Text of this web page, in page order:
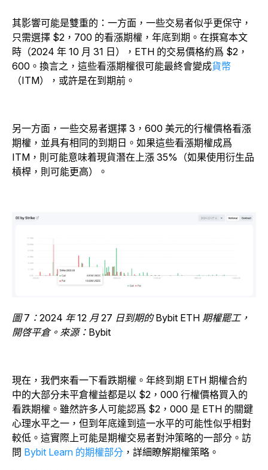
其影響可能是雙重的：一方面，一些交易者似乎更保守，
只需選擇 $2，700 的看漲期權，年底到期。在撰寫本文
時（2024 年 10 月 31 日），ETH 的交易價格約爲 $2，
600。換言之，這些看漲期權很可能最終會變成貨幣
（ITM），或許是在到期前。
另一方面，一些交易者選擇 3，600 美元的行權價格看漲
期權，並具有相同的到期日。如果這些看漲期權成爲
ITM，則可能意味着現貨潛在上漲 35%（如果使用衍生品
槓桿，則可能更高）。
圖 7：2024 年 12 月 27 日到期的 Bybit ETH 期權罷工，
開啓平倉。來源：Bybit
現在，我們來看一下看跌期權。年終到期 ETH 期權合約
中的大部分未平倉權益都是以 $2，000 行權價格買入的
看跌期權。雖然許多人可能認爲 $2，000 是 ETH 的關鍵
心理水平之一，但到年底達到這一水平的可能性似乎相對
較低。這實際上可能是期權交易者對沖策略的一部分。訪
問 Bybit Learn 的期權部分 ，詳細瞭解期權策略。